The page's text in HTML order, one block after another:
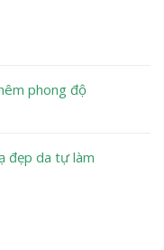
phong độ
đẹp da tự làm